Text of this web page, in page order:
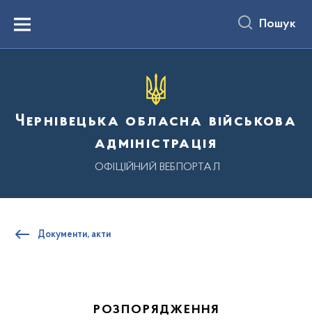
вмістуMenu Пошук
Чернівецька обласна військова
адміністрація
ОФІЦІЙНИЙ ВЕБПОРТАЛ
Документи, акти
РОЗПОРЯДЖЕННЯ